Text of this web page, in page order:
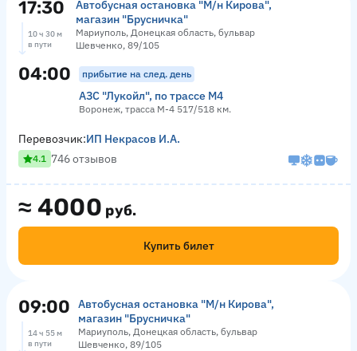
17:30
Автобусная остановка "М/н Кирова",
магазин "Брусничка"
Мариуполь, Донецкая область, бульвар
Шевченко, 89/105
10 ч 30 м
в пути
04:00 прибытие на след. день
АЗС "Лукойл", по трассе М4
Воронеж, трасса М-4 517/518 км.
≈ 4000 руб.
Купить билет
Перевозчик:ИП Некрасов И.А.
4.1 746 отзывов
09:00
Автобусная остановка "М/н Кирова",
магазин "Брусничка"
Мариуполь, Донецкая область, бульвар
Шевченко, 89/105
14 ч 55 м
в пути